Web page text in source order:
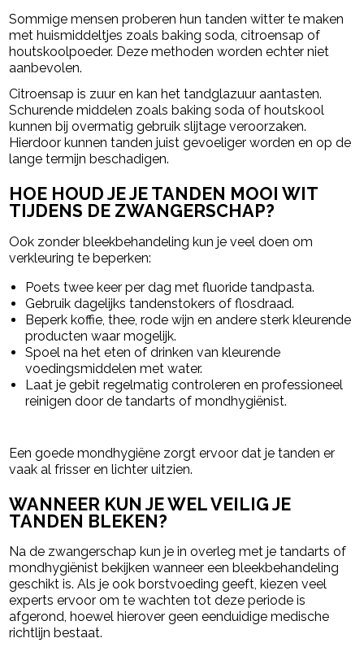
Sommige mensen proberen hun tanden witter te maken
met huismiddeltjes zoals baking soda, citroensap of
houtskoolpoeder. Deze methoden worden echter niet
aanbevolen.
Citroensap is zuur en kan het tandglazuur aantasten.
Schurende middelen zoals baking soda of houtskool
kunnen bij overmatig gebruik slijtage veroorzaken.
Hierdoor kunnen tanden juist gevoeliger worden en op de
lange termijn beschadigen.
HOE HOUD JE JE TANDEN MOOI WIT
TIJDENS DE ZWANGERSCHAP?
Ook zonder bleekbehandeling kun je veel doen om
verkleuring te beperken:
Poets twee keer per dag met fluoride tandpasta.
Gebruik dagelijks tandenstokers of flosdraad.
Beperk koffie, thee, rode wijn en andere sterk kleurende
producten waar mogelijk.
Spoel na het eten of drinken van kleurende
voedingsmiddelen met water.
Laat je gebit regelmatig controleren en professioneel
reinigen door de tandarts of mondhygiënist.
Een goede mondhygiëne zorgt ervoor dat je tanden er
vaak al frisser en lichter uitzien.
WANNEER KUN JE WEL VEILIG JE
TANDEN BLEKEN?
Na de zwangerschap kun je in overleg met je tandarts of
mondhygiënist bekijken wanneer een bleekbehandeling
geschikt is. Als je ook borstvoeding geeft, kiezen veel
experts ervoor om te wachten tot deze periode is
afgerond, hoewel hierover geen eenduidige medische
richtlijn bestaat.